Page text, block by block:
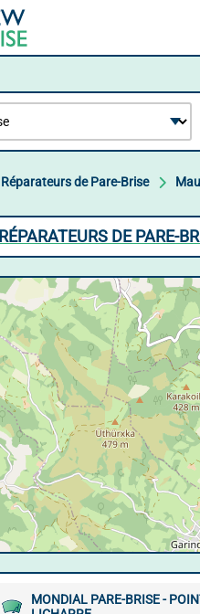
Réparateurs de Pare-Brise
DE PARE-
MONDIAL PARE-BRISE -